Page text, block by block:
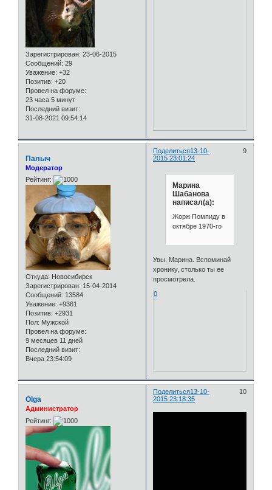
Зарегистрирован: 23-06-2015
Сообщений: 29
Уважение: +32
Позитив: +20
Провел на форуме:
23 часа 5 минут
Последний визит:
31-08-2021 09:54:14
Поделиться 9
13-10-
2015 23:01:24
Палыч
Модератор
Рейтинг:
Откуда: Новосибирск
Зарегистрирован: 15-04-2014
Сообщений: 13584
Уважение: +9361
Позитив: +2931
Пол: Мужской
Провел на форуме:
9 месяцев 11 дней
Последний визит:
Вчера 23:54:09
Марина
Шабанова
написал(а):
Жорж Помпи­ду в
октябре 1970-го
Увы, Марина. Вспоминай
хронику, столько ты ее
просмотрела.
0
Поделиться 10
13-10-
2015 23:18:35
Olga
Администратор
Рейтинг: